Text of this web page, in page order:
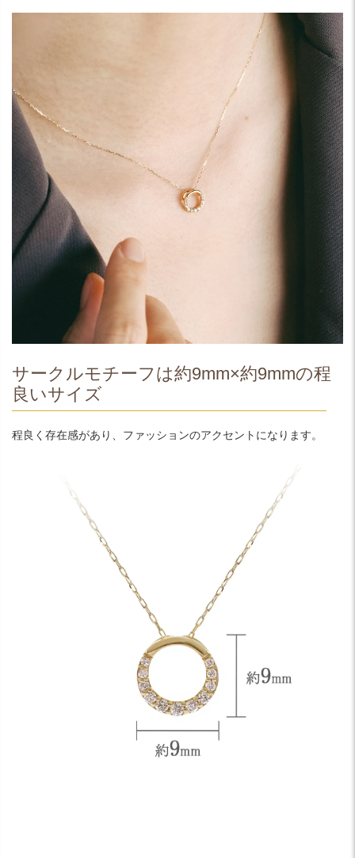
サークルモチーフは約9mm×約9mmの程
良いサイズ
程良く存在感があり、ファッションのアクセントになります。